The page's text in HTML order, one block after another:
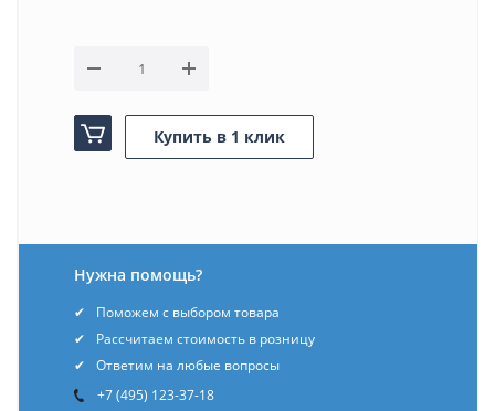
Купить в 1 клик
Нужна помощь?
Поможем с выбором товара
Рассчитаем стоимость в розницу
Ответим на любые вопросы
+7 (495) 123-37-18